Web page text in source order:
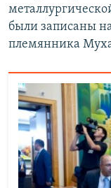
были записаны
племянника